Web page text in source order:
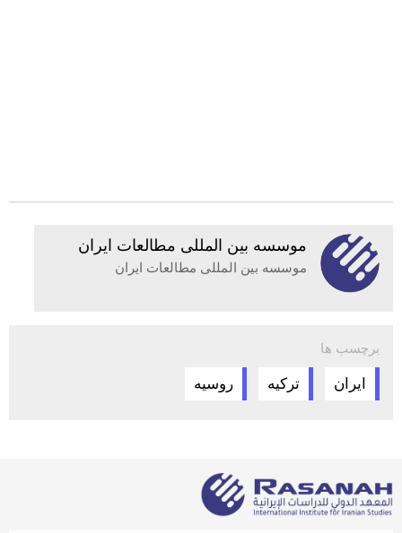
موسسه بين المللى مطالعات ايران
موسسه بين المللى مطالعات ايران
برچسب ها
ایران ترکیه روسیه